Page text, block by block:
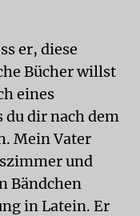
er, diese
Bücher willst
eines
du dir nach dem
Mein Vater
und
Bändchen
in Latein. Er